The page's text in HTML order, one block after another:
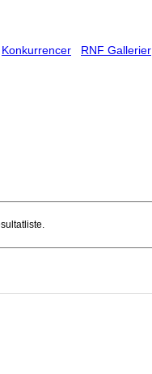
Konkurrencer RNF Gallerier